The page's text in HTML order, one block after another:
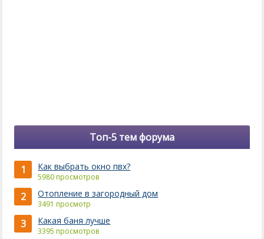
Топ-5 тем форума
1 Как выбрать окно пвх?
5980 просмотров
2 Отопление в загородный дом
3491 просмотр
3 Какая баня лучше
3395 просмотров